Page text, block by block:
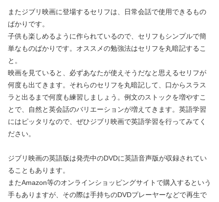
またジブリ映画に登場するセリフは、日常会話で使用できるもの
ばかりです。
子供も楽しめるように作られているので、セリフもシンプルで簡
単なものばかりです。オススメの勉強法はセリフを丸暗記するこ
と。
映画を見ていると、必ずあなたが使えそうだなと思えるセリフが
何度も出てきます。それらのセリフを丸暗記して、口からスラス
ラと出るまで何度も練習しましょう。例文のストックを増やすこ
とで、自然と英会話のバリエーションが増えてきます。英語学習
にはピッタリなので、ぜひジブリ映画で英語学習を行ってみてく
ださい。
ジブリ映画の英語版は発売中のDVDに英語音声版が収録されてい
ることもあります。
またAmazon等のオンラインショッピングサイトで購入するという
手もありますが、その際は手持ちのDVDプレーヤーなどで再生で